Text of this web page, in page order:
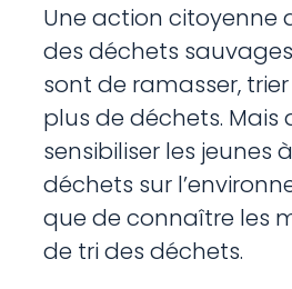
Une action citoyenne
des déchets
sont de ramasser,
plus de déchets. Mais
sensibiliser les jeunes
déchets sur
que de connaître les
de tri des déchets.